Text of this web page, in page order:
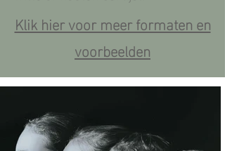
Klik hier voor meer formaten en
voorbeelden